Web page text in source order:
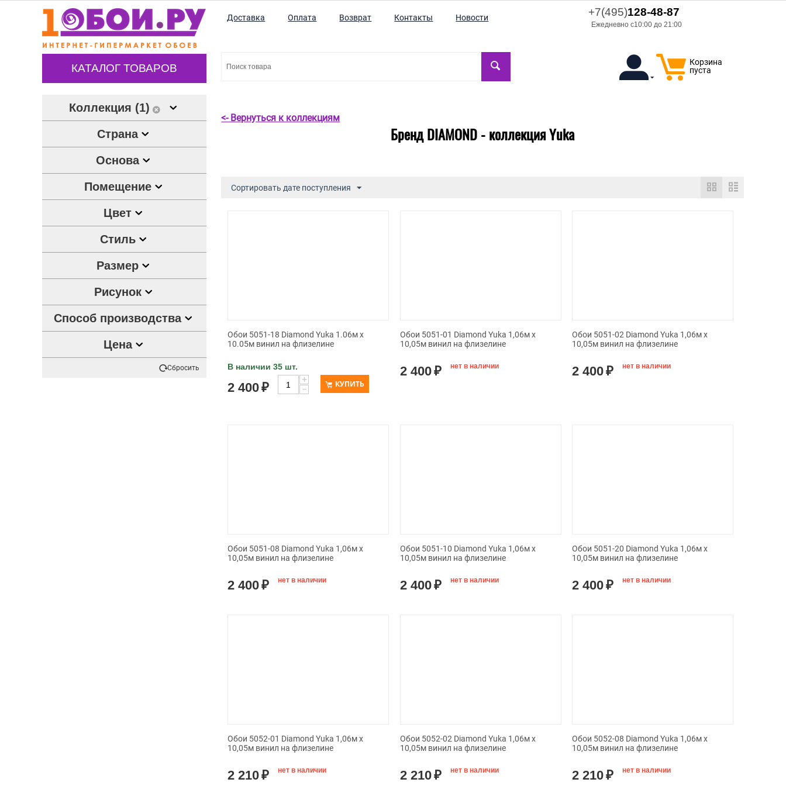
КАТАЛОГ ТОВАРОВ
Доставка Оплата Возврат Контакты Новости +7(495)128-48-87
Ежедневно с10:00 до 21:00
Корзина
пуста
Коллекция (1)
Страна
Основа
Помещение
Цвет
Стиль
Размер
Рисунок
Способ производства
Цена
Сбросить
<- Вернуться к коллекциям
Бренд DIAMOND - коллекция Yuka
Сортировать дате поступления
Обои 5051-18 Diamond Yuka 1.06м x
10.05м винил на флизелине
В наличии 35 шт.
2 400₽
+
−
КУПИТЬ
Обои 5051-01 Diamond Yuka 1,06м х
10,05м винил на флизелине
2 400₽ нет в наличии
Обои 5051-02 Diamond Yuka 1,06м х
10,05м винил на флизелине
2 400₽ нет в наличии
Обои 5051-08 Diamond Yuka 1,06м х
10,05м винил на флизелине
2 400₽ нет в наличии
Обои 5051-10 Diamond Yuka 1,06м х
10,05м винил на флизелине
2 400₽ нет в наличии
Обои 5051-20 Diamond Yuka 1,06м х
10,05м винил на флизелине
2 400₽ нет в наличии
Обои 5052-01 Diamond Yuka 1,06м х
10,05м винил на флизелине
2 210₽ нет в наличии
Обои 5052-02 Diamond Yuka 1,06м х
10,05м винил на флизелине
2 210₽ нет в наличии
Обои 5052-08 Diamond Yuka 1,06м х
10,05м винил на флизелине
2 210₽ нет в наличии